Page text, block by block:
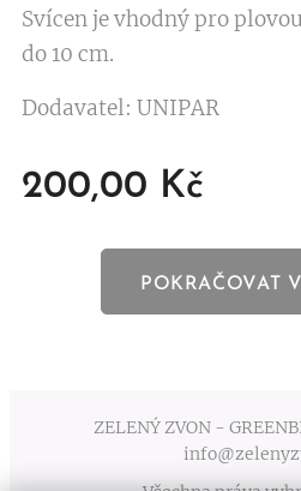
Svícen je vhodný pro
do 10 cm.
Dodavatel: UNIPAR
200,00 Kč
POKRAČOVAT
ZELENÝ ZVON -